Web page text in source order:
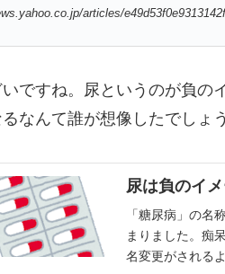
articles/
ですね。尿というのが負の
なんて誰が想像したでしょ
尿は負のイ
「糖尿病」の
まりました。痴
名変更がされる